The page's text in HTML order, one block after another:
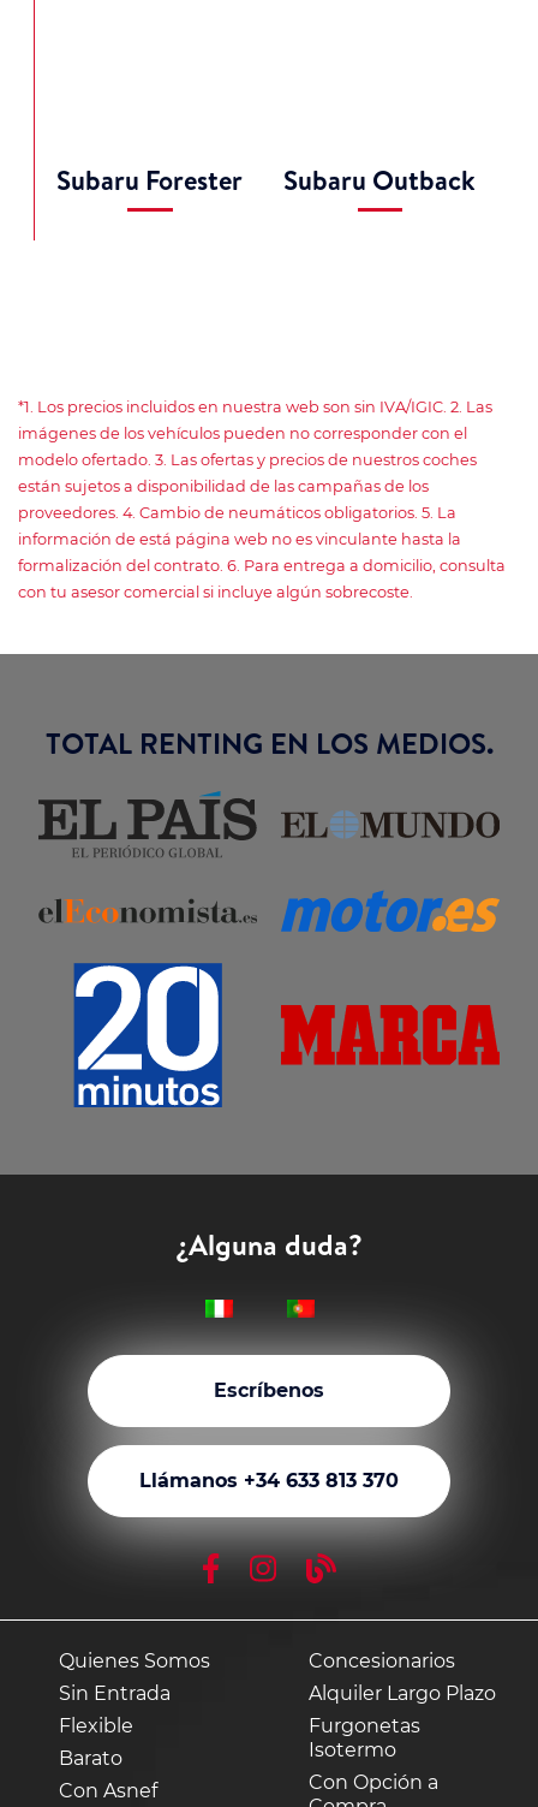
Subaru Forester Subaru Outback
*1. Los precios incluidos en nuestra web son sin IVA/IGIC. 2. Las
imágenes de los vehículos pueden no corresponder con el
modelo ofertado. 3. Las ofertas y precios de nuestros coches
están sujetos a disponibilidad de las campañas de los
proveedores. 4. Cambio de neumáticos obligatorios. 5. La
información de está página web no es vinculante hasta la
formalización del contrato. 6. Para entrega a domicilio, consulta
con tu asesor comercial si incluye algún sobrecoste.
TOTAL RENTING EN LOS MEDIOS.
¿Alguna duda?
Escríbenos
Llámanos +34 633 813 370
Quienes Somos
Sin Entrada
Flexible
Barato
Con Asnef
Concesionarios
Alquiler Largo Plazo
Furgonetas
Isotermo
Con Opción a